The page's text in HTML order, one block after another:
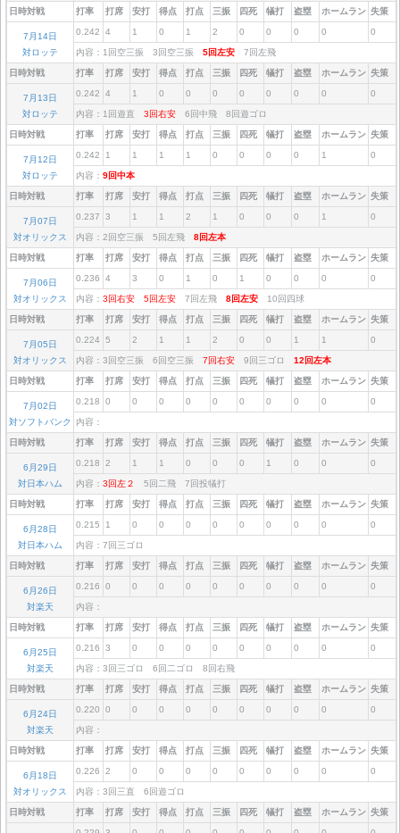
日時対戦 打率 打席 安打 得点 打点 三振 四死 犠打 盗塁 ホームラン 失策
7月14日
対ロッテ
0.242 4 1 0 1 2 0 0 0 0 0
内容：1回空三振 3回空三振 5回左安 7回左飛
日時対戦 打率 打席 安打 得点 打点 三振 四死 犠打 盗塁 ホームラン 失策
7月13日
対ロッテ
0.242 4 1 0 0 0 0 0 0 0 0
内容：1回遊直 3回右安 6回中飛 8回遊ゴロ
日時対戦 打率 打席 安打 得点 打点 三振 四死 犠打 盗塁 ホームラン 失策
7月12日
対ロッテ
0.242 1 1 1 1 0 0 0 0 1 0
内容： 9回中本
日時対戦 打率 打席 安打 得点 打点 三振 四死 犠打 盗塁 ホームラン 失策
7月07日
対オリックス
0.237 3 1 1 2 1 0 0 0 1 0
内容：2回空三振 5回左飛 8回左本
日時対戦 打率 打席 安打 得点 打点 三振 四死 犠打 盗塁 ホームラン 失策
7月06日
対オリックス
0.236 4 3 0 1 0 1 0 0 0 0
内容： 3回右安 5回左安 7回左飛 8回左安 10回四球
日時対戦 打率 打席 安打 得点 打点 三振 四死 犠打 盗塁 ホームラン 失策
7月05日
対オリックス
0.224 5 2 1 1 2 0 0 1 1 0
内容：3回空三振 6回空三振 7回右安 9回三ゴロ 12回左本
日時対戦 打率 打席 安打 得点 打点 三振 四死 犠打 盗塁 ホームラン 失策
7月02日
対ソフトバンク
0.218 0 0 0 0 0 0 0 0 0 0
内容：
日時対戦 打率 打席 安打 得点 打点 三振 四死 犠打 盗塁 ホームラン 失策
6月29日
対日本ハム
0.218 2 1 1 0 0 0 1 0 0 0
内容： 3回左２ 5回二飛 7回投犠打
日時対戦 打率 打席 安打 得点 打点 三振 四死 犠打 盗塁 ホームラン 失策
6月28日
対日本ハム
0.215 1 0 0 0 0 0 0 0 0 0
内容：7回三ゴロ
日時対戦 打率 打席 安打 得点 打点 三振 四死 犠打 盗塁 ホームラン 失策
6月26日
対楽天
0.216 0 0 0 0 0 0 0 0 0 0
内容：
日時対戦 打率 打席 安打 得点 打点 三振 四死 犠打 盗塁 ホームラン 失策
6月25日
対楽天
0.216 3 0 0 0 0 0 0 0 0 0
内容：3回三ゴロ 6回二ゴロ 8回右飛
日時対戦 打率 打席 安打 得点 打点 三振 四死 犠打 盗塁 ホームラン 失策
6月24日
対楽天
0.220 0 0 0 0 0 0 0 0 0 0
内容：
日時対戦 打率 打席 安打 得点 打点 三振 四死 犠打 盗塁 ホームラン 失策
6月18日
対オリックス
0.226 2 0 0 0 0 0 0 0 0 0
内容：3回三直 6回遊ゴロ
日時対戦 打率 打席 安打 得点 打点 三振 四死 犠打 盗塁 ホームラン 失策